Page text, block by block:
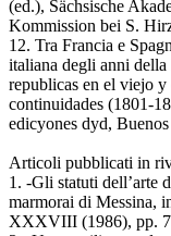
(ed.), Sächsische
Kommission bei S.
12. Tra Francia e
italiana degli anni
republicas en el viejo
continuidades (1801-
edicyones dyd,
Articoli pubblicati in
1. -Gli statuti dell’arte
marmorai di Messina,
XXXVIII (1986), pp.